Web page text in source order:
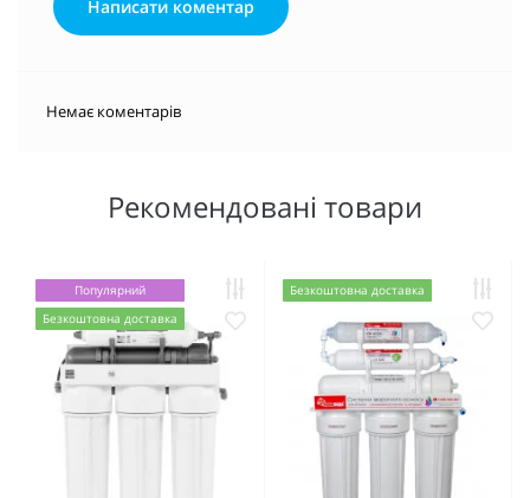
Написати коментар
Немає коментарів
Рекомендовані товари
Популярний
Безкоштовна доставка
Безкоштовна доставка